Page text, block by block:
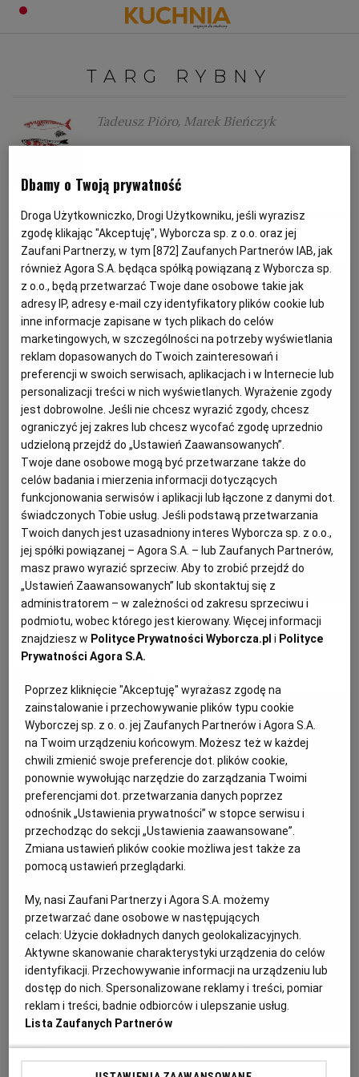
DESERY
ZUPY
CIASTA
NAPOJE
SAŁATKI
MAKARONY
DRÓB
MIĘSA
RYBY
PRZEKĄSKI
DOMOWE PRZETWORY
SOST, DIPY I INNE DODATKI
KARNAWAŁ
WIELKANOC
WALENTYNKI
DOMOWE PRZYJĘCIE
GRILL
KUCHNIA BRYTYJSKA
KUCHNIA AFRYKAŃSKA
KUCHNIA JAPOŃSKA
KUCHNIA CHIŃSKA
KUCHNIA TAJSKA
KUCHNIA GRECKA
KUCHNIA PORTUGALSKA
KUCHNIA FRANCUSKA
KUCHNIA AMERYKAŃSKA
KUCHNIA POLSKA
KUCHNIA MEKSYKAŃSKA
KUCHNIA INDYJSKA
KUCHNIA HISZPAŃSKA
PORADY
SZKOŁA GOTOWANIA
PORADY
ZAKUPY
SPRZĘT KUCHENNY
ZDROWA DIETA
DIETA
FIT PRZEPISY
WEGE
WEGAN
BEZ GLUTENU
DO POCZYTANIA
PODRÓŻE KULINARNE
HISTORIE KULINARNE
FELIETONY KULINARNE
KSIĄŻKI KULINARNE
SZEF KUCHNI
NASZE SERWISY
SERWISY LOKALNE
BIAŁYSTOK
BIELSKO-BIAŁA
BYDGOSZCZ
CZĘSTOCHOWA
ELBLĄG
GLIWICE
GORZÓW WIELKOPOLSKI
KALISZ
KIELCE
KOSZALIN
WYBORCZA.PL
MAGAZYNY
DUŻY FORMAT
WOLNA SOBOTA
ALE HISTORIA
WYBORCZA TV I VOD
TYLKO ZDROWIE
KSIĄŻKI. MAGAZYN DO CZYTANIA
SŁÓWKA. MAGAZYN O JĘZYKU
WYBORCZA CLASSIC
WYBORCZA.BIZ
WYSOKIE OBCASY
BIQDATA
JUTRONAUCI
ARCHIWUM
GAZETA.PL
TOK FM
Zaloguj się
TARG RYBNY
Tadeusz Pióro, Marek Bieńczyk
MATERIAŁ PROMOCYJNY
Letnia tarta z młodymi buraczkami i serem
Grillowane szparagi z szynką dojrzewającą
Dbamy o Twoją prywatność
Droga Użytkowniczko, Drogi Użytkowniku, jeśli wyrazisz
zgodę klikając "Akceptuję", Wyborcza sp. z o.o. oraz jej
Zaufani Partnerzy, w tym [872] Zaufanych Partnerów IAB, jak
również Agora S.A. będąca spółką powiązaną z Wyborcza sp.
z o.o., będą przetwarzać Twoje dane osobowe takie jak
adresy IP, adresy e-mail czy identyfikatory plików cookie lub
inne informacje zapisane w tych plikach do celów
marketingowych, w szczególności na potrzeby wyświetlania
reklam dopasowanych do Twoich zainteresowań i
preferencji w swoich serwisach, aplikacjach i w Internecie lub
personalizacji treści w nich wyświetlanych. Wyrażenie zgody
jest dobrowolne. Jeśli nie chcesz wyrazić zgody, chcesz
ograniczyć jej zakres lub chcesz wycofać zgodę uprzednio
udzieloną przejdź do „Ustawień Zaawansowanych”.
Twoje dane osobowe mogą być przetwarzane także do
celów badania i mierzenia informacji dotyczących
funkcjonowania serwisów i aplikacji lub łączone z danymi dot.
świadczonych Tobie usług. Jeśli podstawą przetwarzania
Twoich danych jest uzasadniony interes Wyborcza sp. z o.o.,
jej spółki powiązanej – Agora S.A. – lub Zaufanych Partnerów,
masz prawo wyrazić sprzeciw. Aby to zrobić przejdź do
„Ustawień Zaawansowanych” lub skontaktuj się z
administratorem – w zależności od zakresu sprzeciwu i
podmiotu, wobec którego jest kierowany. Więcej informacji
znajdziesz w Polityce Prywatności Wyborcza.pl i Polityce
Prywatności Agora S.A.
Poprzez kliknięcie "Akceptuję" wyrażasz zgodę na
zainstalowanie i przechowywanie plików typu cookie
Wyborczej sp. z o. o. jej Zaufanych Partnerów i Agora S.A.
na Twoim urządzeniu końcowym. Możesz też w każdej
chwili zmienić swoje preferencje dot. plików cookie,
ponownie wywołując narzędzie do zarządzania Twoimi
preferencjami dot. przetwarzania danych poprzez
odnośnik „Ustawienia prywatności” w stopce serwisu i
przechodząc do sekcji „Ustawienia zaawansowane”.
Zmiana ustawień plików cookie możliwa jest także za
pomocą ustawień przeglądarki.
My, nasi Zaufani Partnerzy i Agora S.A. możemy
przetwarzać dane osobowe w następujących
celach:Użycie dokładnych danych geolokalizacyjnych.
Aktywne skanowanie charakterystyki urządzenia do celów
identyfikacji. Przechowywanie informacji na urządzeniu lub
dostęp do nich. Spersonalizowane reklamy i treści, pomiar
reklam i treści, badnie odbiorców i ulepszanie usług.
Lista Zaufanych Partnerów